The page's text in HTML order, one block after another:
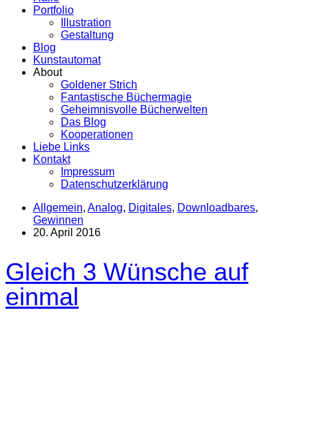
Portfolio
Illustration
Gestaltung
Blog
Kunstautomat
About
Goldener Strich
Fantastische Büchermagie
Geheimnisvolle Bücherwelten
Das Blog
Kooperationen
Liebe Links
Kontakt
Impressum
Datenschutzerklärung
Allgemein, Analog, Digitales, Downloadbares,
Gewinnen
20. April 2016
Gleich 3 Wünsche auf
einmal